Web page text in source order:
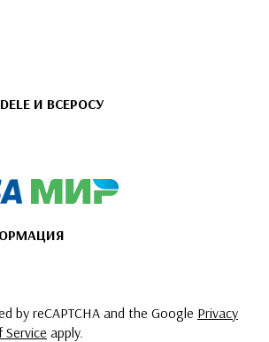
И ВСЕРОСУ
by reCAPTCHA and the Google Privacy
Service apply.